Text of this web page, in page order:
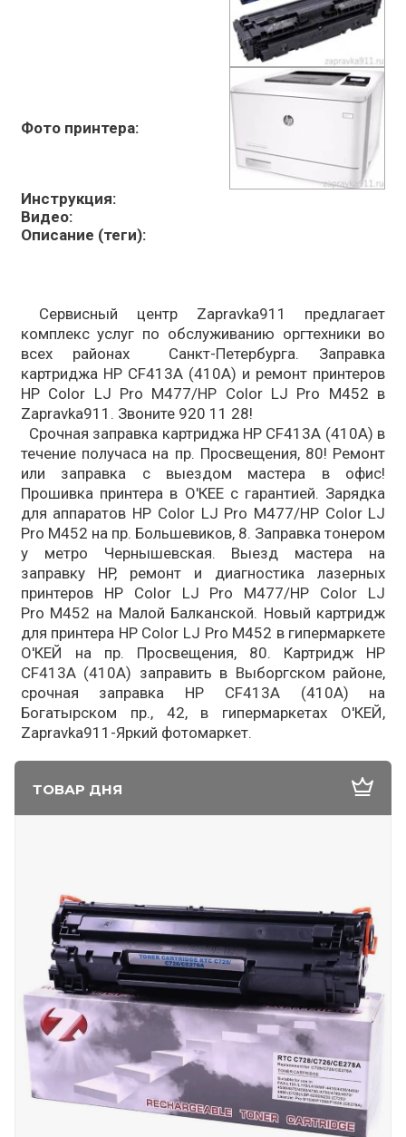
ТОВАР ДНЯ
Фото принтера:
Инструкция:
Видео:
Описание (теги):
Сервисный центр Zapravka911 предлагает
комплекс услуг по обслуживанию оргтехники во
всех районах Санкт-Петербурга. Заправка
картриджа HP CF413A (410A) и ремонт принтеров
HP Color LJ Pro M477/HP Color LJ Pro M452 в
Zapravka911. Звоните 920 11 28!
Срочная заправка картриджа HP CF413A (410A) в
течение получаса на пр. Просвещения, 80! Ремонт
или заправка с выездом мастера в офис!
Прошивка принтера в О'КЕЕ с гарантией. Зарядка
для аппаратов HP Color LJ Pro M477/HP Color LJ
Pro M452 на пр. Большевиков, 8. Заправка тонером
у метро Чернышевская. Выезд мастера на
заправку HP, ремонт и диагностика лазерных
принтеров HP Color LJ Pro M477/HP Color LJ
Pro M452 на Малой Балканской. Новый картридж
для принтера HP Color LJ Pro M452 в гипермаркете
О'КЕЙ на пр. Просвещения, 80. Картридж HP
CF413A (410A) заправить в Выборгском районе,
срочная заправка HP CF413A (410A) на
Богатырском пр., 42, в гипермаркетах О'КЕЙ,
Zapravka911-Яркий фотомаркет.